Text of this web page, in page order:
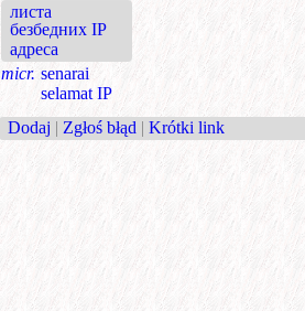
листа
безбедних IP
адреса
micr. senarai
selamat IP
Dodaj | Zgłoś błąd | Krótki link